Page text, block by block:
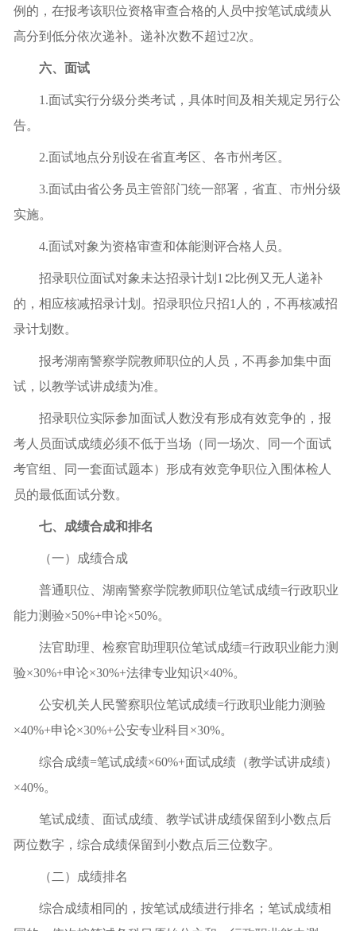
例的，在报考该职位资格审查合格的人员中按笔试成绩从
高分到低分依次递补。递补次数不超过2次。
六、面试
1.面试实行分级分类考试，具体时间及相关规定另行公
告。
2.面试地点分别设在省直考区、各市州考区。
3.面试由省公务员主管部门统一部署，省直、市州分级
实施。
4.面试对象为资格审查和体能测评合格人员。
招录职位面试对象未达招录计划1∶2比例又无人递补
的，相应核减招录计划。招录职位只招1人的，不再核减招
录计划数。
报考湖南警察学院教师职位的人员，不再参加集中面
试，以教学试讲成绩为准。
招录职位实际参加面试人数没有形成有效竞争的，报
考人员面试成绩必须不低于当场（同一场次、同一个面试
考官组、同一套面试题本）形成有效竞争职位入围体检人
员的最低面试分数。
七、成绩合成和排名
（一）成绩合成
普通职位、湖南警察学院教师职位笔试成绩=行政职业
能力测验×50%+申论×50%。
法官助理、检察官助理职位笔试成绩=行政职业能力测
验×30%+申论×30%+法律专业知识×40%。
公安机关人民警察职位笔试成绩=行政职业能力测验
×40%+申论×30%+公安专业科目×30%。
综合成绩=笔试成绩×60%+面试成绩（教学试讲成绩）
×40%。
笔试成绩、面试成绩、教学试讲成绩保留到小数点后
两位数字，综合成绩保留到小数点后三位数字。
（二）成绩排名
综合成绩相同的，按笔试成绩进行排名；笔试成绩相